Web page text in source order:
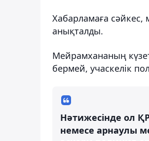
Хабарламаға сәйкес,
анықталды.
Мейрамхананың
бермей, учаскелік
Нәтижесінде ол
немесе арнаулы